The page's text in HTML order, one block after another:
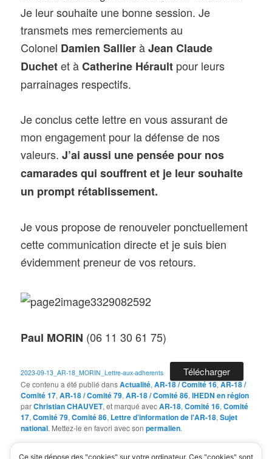
Je leur souhaite une bonne session. Je
transmets mes remerciements au
Colonel Damien SallieràJean Claude
Duchetet àCatherine Hérault pour leurs
parrainages respectifs.
Je conclus cette lettre en vous assurant de
mon engagement pour la défense de nos
valeurs.J’ai aussi une pensée pour nos
camarades qui souffrent et je leur souhaite
un prompt rétablissement.
Je vous propose de renouveler ponctuellement
cette communication directe et je suis bien
évidemment preneur de vos retours.
Paul MORIN (06 11 30 61 75)
2023-09-13_AR-18_MORIN_Lettre-aux-adherents Télécharger
Ce contenu a été publié dansActualité,AR-18 / Comité 16,AR-18 /
Comité 17,AR-18 / Comité 79,AR-18 / Comité 86,IHEDN en région
parChristian CHAUVET, et marqué avecAR-18,Comité 16,Comité
17,Comité 79,Comité 86, Lettre d’information de l'AR-18,Sujet
national. Mettez-le en favori avec sonpermalien.
Ce site dépose des "cookies" sur votre ordinateur. Ces "cookies" sont